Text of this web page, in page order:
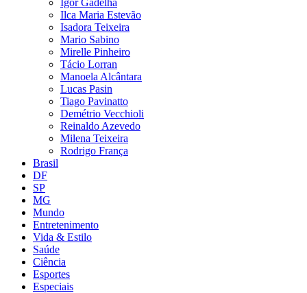
Ilca Maria Estevão
Isadora Teixeira
Mario Sabino
Mirelle Pinheiro
Tácio Lorran
Manoela Alcântara
Lucas Pasin
Tiago Pavinatto
Demétrio Vecchioli
Reinaldo Azevedo
Milena Teixeira
Rodrigo França
Brasil
DF
SP
MG
Mundo
Entretenimento
Vida & Estilo
Saúde
Ciência
Esportes
Especiais